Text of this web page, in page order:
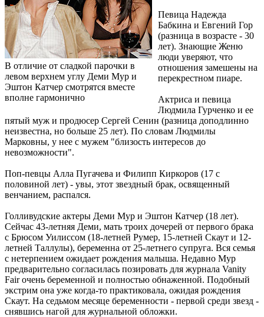
В отличие от сладкой парочки в
левом верхнем углу Деми Мур и
Эштон Катчер смотрятся вместе
вполне гармонично
Певица Надежда
Бабкина и Евгений Гор
(разница в возрасте - 30
лет). Знающие Женю
люди уверяют, что
отношения замешены на
перекрестном пиаре.
Актриса и певица
Людмила Гурченко и ее
пятый муж и продюсер Сергей Сенин (разница доподлинно
неизвестна, но больше 25 лет). По словам Людмилы
Марковны, у нее с мужем "близость интересов до
невозможности".
Поп-певцы Алла Пугачева и Филипп Киркоров (17 с
половиной лет) - увы, этот звездный брак, освященный
венчанием, распался.
Голливудские актеры Деми Мур и Эштон Катчер (18 лет).
Сейчас 43-летняя Деми, мать троих дочерей от первого брака
с Брюсом Уилиссом (18-летней Румер, 15-летней Скаут и 12-
летней Таллулы), беременна от 25-летнего супруга. Вся семья
с нетерпением ожидает рождения малыша. Недавно Мур
предварительно согласилась позировать для журнала Vanity
Fair очень беременной и полностью обнаженной. Подобный
экстрим она уже когда-то практиковала, ожидая рождения
Скаут. На седьмом месяце беременности - первой среди звезд -
снявшись нагой для журнальной обложки.